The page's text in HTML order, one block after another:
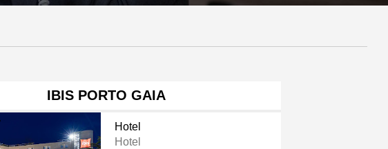
IBIS PORTO GAIA
Hotel
Hotel